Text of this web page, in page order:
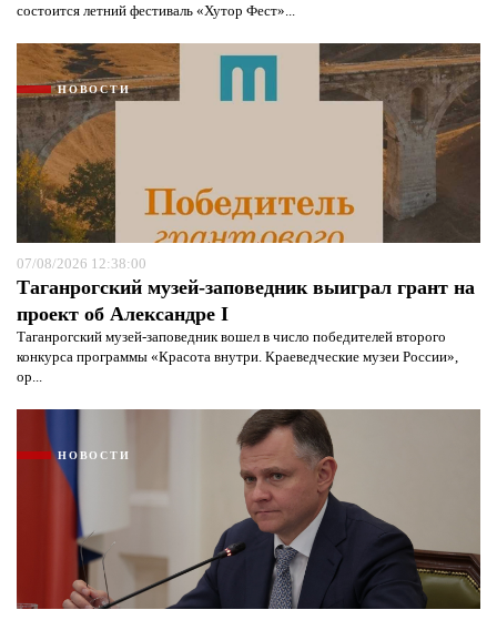
состоится летний фестиваль «Хутор Фест»...
НОВОСТИ
07/08/2026 12:38:00
Таганрогский музей-заповедник выиграл грант на
проект об Александре I
Таганрогский музей-заповедник вошел в число победителей второго
конкурса программы «Красота внутри. Краеведческие музеи России»,
ор...
НОВОСТИ